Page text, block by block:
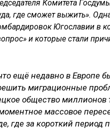
Комитета
где сможет выжить».
Югославии в
и которые стали
ещё недавно в Европе
миграционные
общество миллионов
массовое
где за короткий период